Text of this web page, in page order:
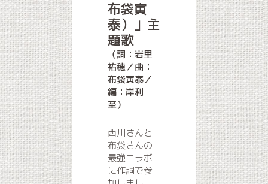
布袋寅
泰）」主
題歌
（詞：岩里
祐穂／曲：
布袋寅泰／
編：岸利
至）
西川さんと
布袋さんの
最強コラボ
に作詞で参